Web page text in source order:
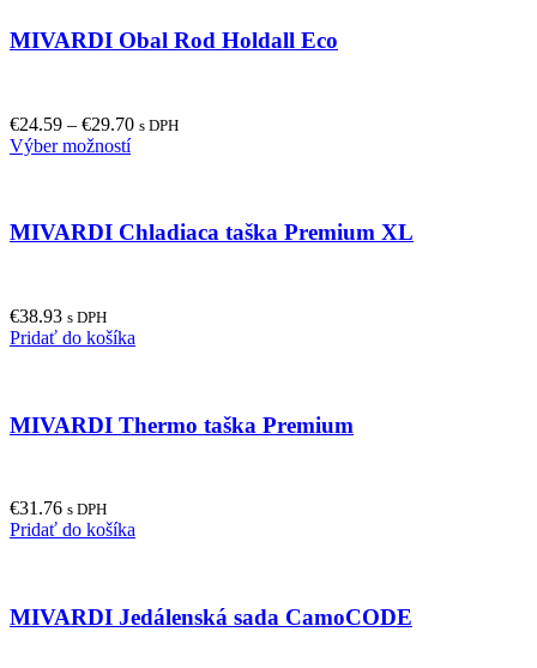
page
variants.
be
chosen
page
MIVARDI Obal Rod Holdall Eco
€24.59 – €29.70 s DPH
Výber možnostíThis
variants.
chosen
page
MIVARDI Chladiaca taška Premium XL
€38.93 s DPH
Pridať do košíka
MIVARDI Thermo taška Premium
€31.76 s DPH
Pridať do košíka
MIVARDI Jedálenská sada CamoCODE